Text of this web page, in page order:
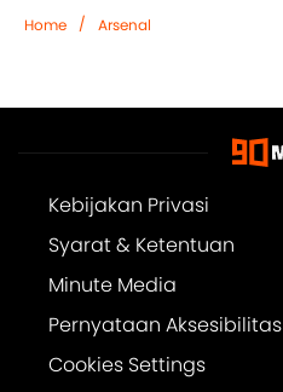
Home / Arsenal
Kebijakan Privasi
Syarat & Ketentuan
Minute Media
Pernyataan Aksesibilitas
Cookies Settings